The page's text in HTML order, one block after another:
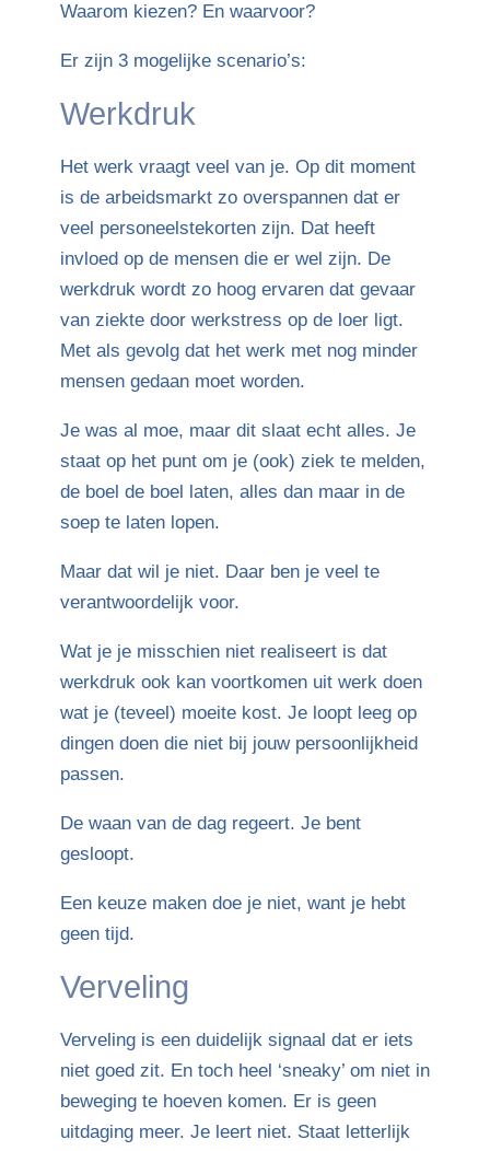
Waarom kiezen? En waarvoor?
Er zijn 3 mogelijke scenario’s:
Werkdruk
Het werk vraagt veel van je. Op dit moment
is de arbeidsmarkt zo overspannen dat er
veel personeelstekorten zijn. Dat heeft
invloed op de mensen die er wel zijn. De
werkdruk wordt zo hoog ervaren dat gevaar
van ziekte door werkstress op de loer ligt.
Met als gevolg dat het werk met nog minder
mensen gedaan moet worden.
Je was al moe, maar dit slaat echt alles. Je
staat op het punt om je (ook) ziek te melden,
de boel de boel laten, alles dan maar in de
soep te laten lopen.
Maar dat wil je niet. Daar ben je veel te
verantwoordelijk voor.
Wat je je misschien niet realiseert is dat
werkdruk ook kan voortkomen uit werk doen
wat je (teveel) moeite kost. Je loopt leeg op
dingen doen die niet bij jouw persoonlijkheid
passen.
De waan van de dag regeert. Je bent
gesloopt.
Een keuze maken doe je niet, want je hebt
geen tijd.
Verveling
Verveling is een duidelijk signaal dat er iets
niet goed zit. En toch heel ‘sneaky’ om niet in
beweging te hoeven komen. Er is geen
uitdaging meer. Je leert niet. Staat letterlijk